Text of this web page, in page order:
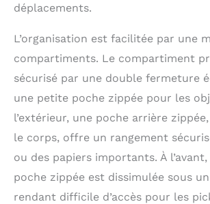
déplacements.
L’organisation est facilitée par une
compartiments. Le compartiment
sécurisé par une double fermeture
une petite poche zippée pour les
l’extérieur, une poche arrière
le corps, offre un rangement
ou des papiers importants. À
poche zippée est dissimulée sous
rendant difficile d’accès pour les